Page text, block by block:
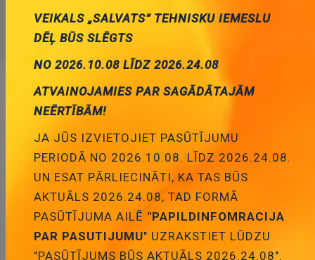
Mājas /
Aktīvie komponenti
/
Diožu taisngriežu tilti
VEIKALS „SALVATS” TEHNISKU IEMESLU
DĒĻ BŪS SLĒGTS
NO 2026.10.08 LĪDZ 2026.24.08
ATVAINOJAMIES PAR SAGĀDĀTAJĀM
NEĒRTĪBĀM!
JA JŪS IZVIETOJIET PASŪTĪJUMU
PERIODĀ NO 2026.10.08. LĪDZ 2026.24.08.
UN ESAT PĀRLIECINĀTI, KA TAS BŪS
AKTUĀLS 2026.24.08, TAD FORMĀ
PASŪTĪJUMA AILĒ "PAPILDINFOMRACIJA
PAR PASUTIJUMU" UZRAKSTIET LŪDZU
"PASŪTĪJUMS BŪS AKTUĀLS 2026.24.08".